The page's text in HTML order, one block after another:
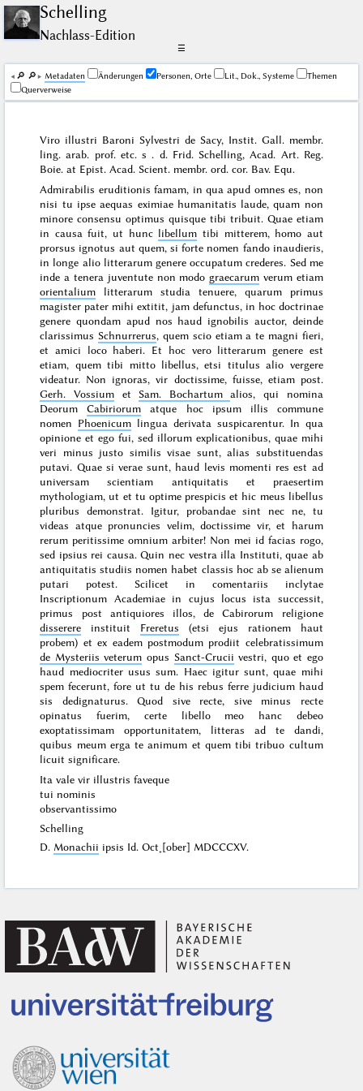
Schelling
Nachlass-Edition
☰
🔎︎ 🔎︎ Me­ta­da­ten Änderungen Personen, Orte Lit., Dok., Systeme
Themen
Querverweise
Viro illustri Baroni Sylvestri de Sacy, Instit. Gall. membr.
ling. arab. prof. etc. s . d. Frid. Schelling, Acad. Art. Reg.
Boie. at Epist. Acad. Scient. membr. ord. cor. Bav. Equ.
Admirabilis eruditionis famam, in qua apud omnes es, non
nisi tu ipse aequas eximiae humanitatis laude, quam non
minore consensu optimus quisque tibi tribuit. Quae etiam
in causa fuit, ut hunc libellum tibi mitterem, homo aut
prorsus ignotus aut quem, si forte nomen fando inaudieris,
in longe alio litterarum genere occupatum crederes. Sed me
inde a tenera juventute non modograecarum verum etiam
orientalium litterarum studia tenuere, quarum primus
magister pater mihi extitit, jam defunctus, in hoc doctrinae
genere quondam apud nos haud ignobilis auctor, deinde
clarissimusSchnurrerus, quem scio etiam a te magni fieri,
et amici loco haberi. Et hoc vero litterarum genere est
etiam, quem tibi mitto libellus, etsi titulus alio vergere
videatur. Non ignoras, vir doctissime, fuisse, etiam post.
Gerh. VossiumetSam. Bochartumalios, qui nomina
DeorumCabiriorum atque hoc ipsum illis commune
nomen Phoenicum lingua derivata suspicarentur. In qua
opinione et ego fui, sed illorum explicationibus, quae mihi
veri minus justo similis visae sunt, alias substituendas
putavi. Quae si verae sunt, haud levis momenti res est ad
universam scientiam antiquitatis et praesertim
mythologiam, ut et tu optime prespicis et hic meus libellus
pluribus demonstrat. Igitur, probandae sint nec ne, tu
videas atque pronuncies velim, doctissime vir, et harum
rerum peritissime omnium arbiter! Non mei id facias rogo,
sed ipsius rei causa. Quin nec vestra illa Instituti, quae ab
antiquitatis studiis nomen habet classis hoc ab se alienum
putari potest. Scilicet in comentariis inclytae
Inscriptionum Academiae in cujus locus ista successit,
primus post antiquiores illos, de Cabirorum religione
disserere instituit Freretus (etsi ejus rationem haut
probem) et ex eadem postmodum prodiit celebratissimum
de Mysteriis veterum opus Sanct-Crucii vestri, quo et ego
haud mediocriter usus sum. Haec igitur sunt, quae mihi
spem fecerunt, fore ut tu de his rebus ferre judicium haud
sis dedignaturus. Quod sive recte, sive minus recte
opinatus fuerim, certe libello meo hanc debeo
exoptatissimam opportunitatem, litteras ad te dandi,
quibus meum erga te animum et quem tibi tribuo cultum
licuit significare.
Ita vale vir illustris faveque
tui nominis
observantissimo
Schelling
D. Monachii ipsis Id. Oct˖[ober] MDCCCXV.